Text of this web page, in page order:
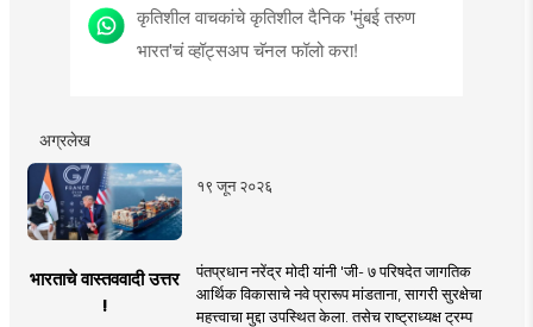
कृतिशील वाचकांचे कृतिशील दैनिक 'मुंबई तरुण
भारत'चं व्हॉट्सअप चॅनल फॉलो करा!
अग्रलेख
१९ जून २०२६
भारताचे वास्तववादी उत्तर
!
पंतप्रधान नरेंद्र मोदी यांनी 'जी- ७ परिषदेत जागतिक
आर्थिक विकासाचे नवे प्रारूप मांडताना, सागरी सुरक्षेचा
महत्त्वाचा मुद्दा उपस्थित केला. तसेच राष्ट्राध्यक्ष ट्रम्प